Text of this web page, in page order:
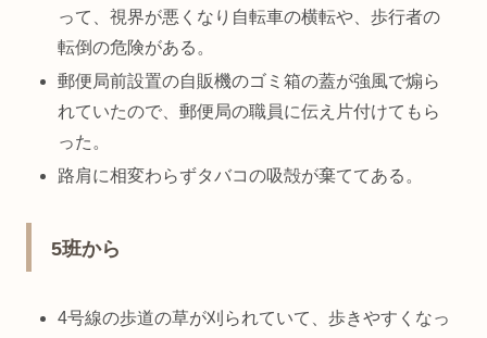
って、視界が悪くなり自転車の横転や、歩行者の
転倒の危険がある。
郵便局前設置の自販機のゴミ箱の蓋が強風で煽ら
れていたので、郵便局の職員に伝え片付けてもら
った。
路肩に相変わらずタバコの吸殻が棄ててある。
5班から
4号線の歩道の草が刈られていて、歩きやすくなっ